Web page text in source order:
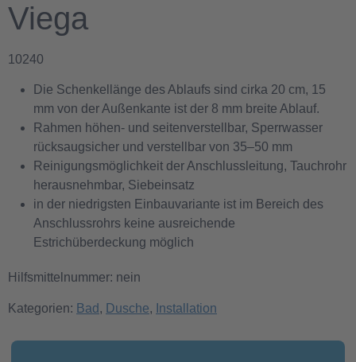
Viega
10240
Die Schenkellänge des Ablaufs sind cirka 20 cm, 15
mm von der Außenkante ist der 8 mm breite Ablauf.
Rahmen höhen- und seitenverstellbar, Sperrwasser
rücksaugsicher und verstellbar von 35–50 mm
Rei­ni­gungs­mög­lich­keit der Anschlussleitung, Tauchrohr
herausnehmbar, Siebeinsatz
in der niedrigsten Einbauvariante ist im Bereich des
Anschlussrohrs keine ausreichende
Estrichüberdeckung möglich
Hilfsmittelnummer: nein
Kategorien: Bad , Dusche, Installation